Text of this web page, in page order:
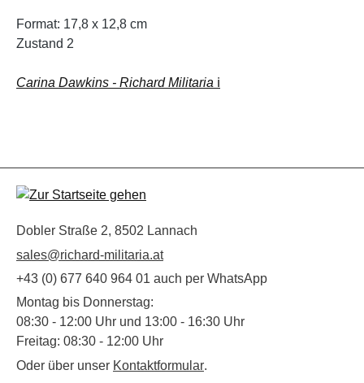
Format: 17,8 x 12,8 cm
Zustand 2
Carina Dawkins - Richard Militaria ℹ️
Dobler Straße 2, 8502 Lannach
sales@richard-militaria.at
+43 (0) 677 640 964 01 auch per WhatsApp
Montag bis Donnerstag:
08:30 - 12:00 Uhr und 13:00 - 16:30 Uhr
Freitag: 08:30 - 12:00 Uhr
Oder über unser Kontaktformular.